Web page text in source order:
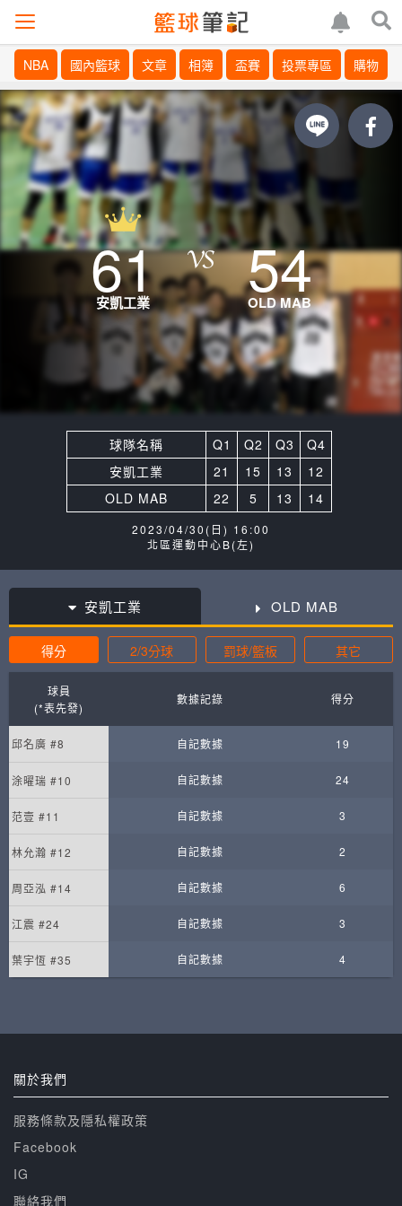
NBA 國內籃球 文章 相簿 盃賽 投票專區 購物
61
安凱工業 54
OLD MAB
球隊名稱 Q1 Q2 Q3
Q4
安凱工業
21 15 13
12
OLD MAB
22 5 13 14
2023/04/30(日) 16:00
北區運動中心B(左)
安凱工業 OLD MAB
得分 2/3分球 罰球/籃板 其它
球員
(*表先發)
數據記錄 得分
邱名廣 #8 自記數據 19
涂曜瑞 #10 自記數據 24
范壹 #11 自記數據 3
林允瀚 #12 自記數據 2
周亞泓 #14 自記數據 6
江震 #24 自記數據 3
葉宇恆 #35 自記數據 4
關於我們
服務條款及隱私權政策
Facebook
IG
聯絡我們